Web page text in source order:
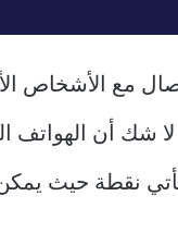
مع الأشخاص
شك أن الهواتف
، تأتي نقطة حيث